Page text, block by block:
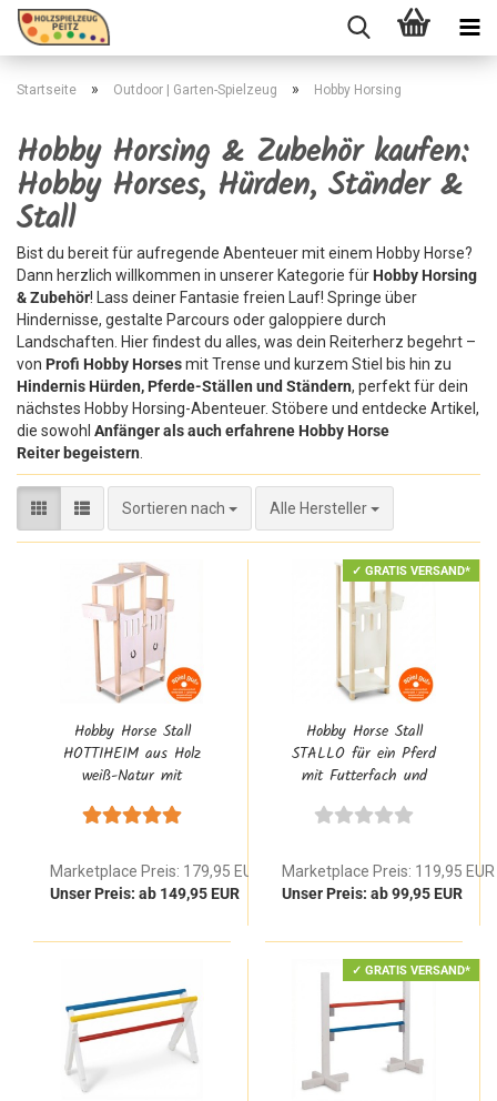
Startseite » Outdoor | Garten-Spielzeug » Hobby Horsing
Hobby Horsing & Zubehör kaufen:
Hobby Horses, Hürden, Ständer &
Stall
Bist du bereit für aufregende Abenteuer mit einem Hobby Horse?
Dann herzlich willkommen in unserer Kategorie für Hobby Horsing
& Zubehör! Lass deiner Fantasie freien Lauf! Springe über
Hindernisse, gestalte Parcours oder galoppiere durch
Landschaften. Hier findest du alles, was dein Reiterherz begehrt –
von Profi Hobby Horsesmit Trense und kurzem Stiel bis hin zu
Hindernis Hürden, Pferde-Ställen und Ständern, perfekt für dein
nächstes Hobby Horsing-Abenteuer. Stöbere und entdecke Artikel,
die sowohl Anfänger als auch erfahrene Hobby Horse
Reiter begeistern
Sortieren nach
Sortieren nach Alle Hersteller
Hobby Horse Stall
HOTTIHEIM aus Holz
weiß-Natur mit
Futterboxen für 2 Hobby
Marketplace Preis: 179,95 EUR
Unser Preis: ab 149,95 EUR
✓ GRATIS VERSAND*
Hobby Horse Stall
STALLO für ein Pferd
mit Futterfach und
Marketplace Preis: 119,95 EUR
Unser Preis: ab 99,95 EUR
✓ GRATIS VERSAND*